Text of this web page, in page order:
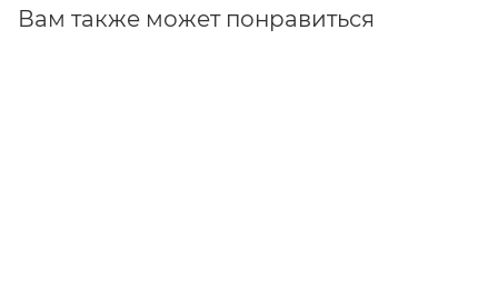
Вам также может понравиться